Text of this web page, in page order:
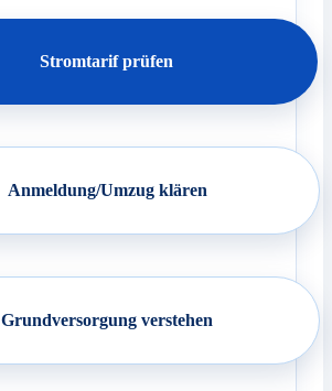
Stromtarif prüfen
Anmeldung/Umzug klären
Grundversorgung verstehen